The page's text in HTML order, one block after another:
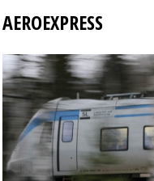
AEROEXPRESS